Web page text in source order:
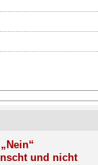
und nicht